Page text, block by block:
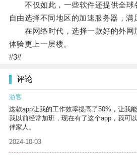
不仅如此，一些软件还提供全球
自由选择不同地区的加速服务器，满
在网络时代，选择一款好的外网
体验更上一层楼。
#3#
评论
游客
这款app让我的工作效率提高了50%，让我
我以前经常加班，现在有了这个app，我可
伴家人。
2024-10-03